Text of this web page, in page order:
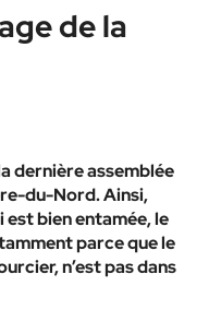
de la
dernière assemblée
du-Nord. Ainsi,
bien entamée, le
parce que le
n’est pas dans